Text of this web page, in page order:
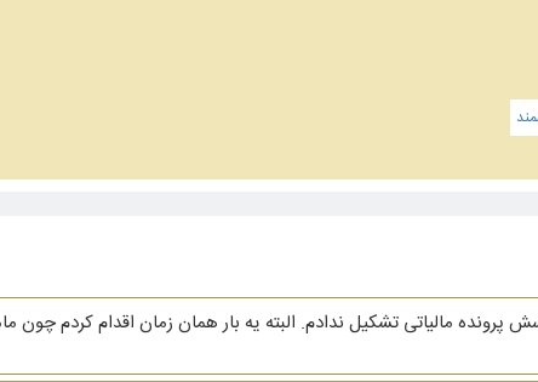
مالیاتی تشکیل ندادم. البته یه بار همان زمان اقدام کردم چون